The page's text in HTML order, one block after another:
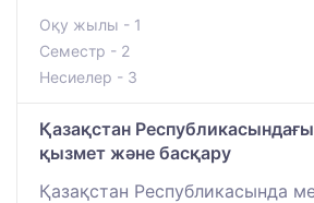
Оқу жылы - 1
Семестр - 2
Несиелер - 3
Қазақстан
қызмет және басқару
Қазақстан Республикасында